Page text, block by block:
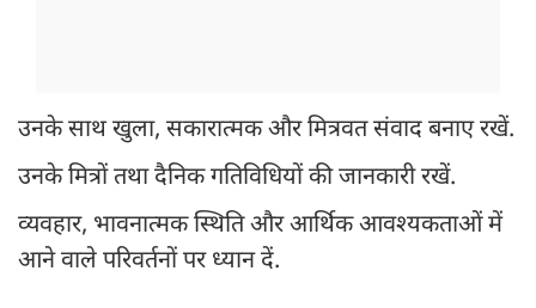
उनके साथ खुला, सकारात्मक और मित्रवत संवाद बनाए रखें.
उनके मित्रों तथा दैनिक गतिविधियों की जानकारी रखें.
व्यवहार, भावनात्मक स्थिति और आर्थिक आवश्यकताओं में
आने वाले परिवर्तनों पर ध्यान दें.